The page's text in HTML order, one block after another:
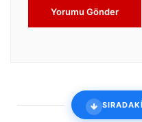
Yorumu Gönder